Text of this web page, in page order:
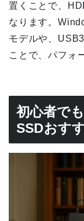
置くことで、
なります。
モデルや、
ことで、パフォ
初心者で
SSDおす